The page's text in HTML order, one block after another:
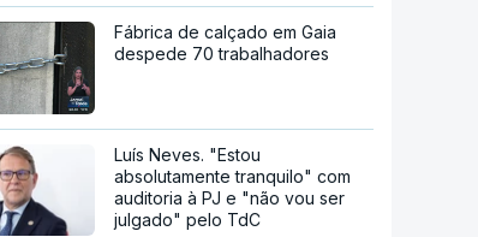
Fábrica de calçado em Gaia
despede 70 trabalhadores
Luís Neves. "Estou
absolutamente tranquilo" com
auditoria à PJ e "não vou ser
julgado" pelo TdC